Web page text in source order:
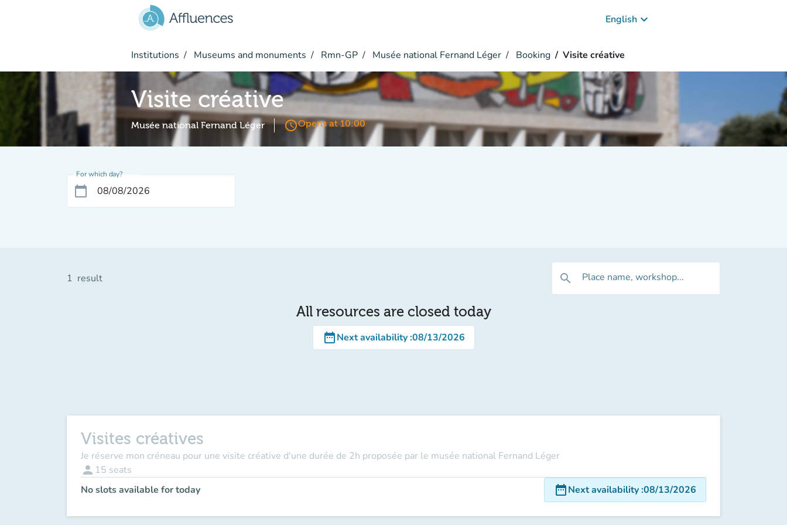
English keyboard_arrow_down
Institutions Museums and monuments Rmn-GP Musée national Fernand Léger Booking Visite créative
Visite créative
Musée national Fernand Léger access_timeOpens at 10:00
For which day?
calendar_today
1 result search Place name, workshop...
All resources are closed today
date_rangeNext availability:08/13/2026
Visites créatives
Je réserve mon créneau pour une visite créative d'une durée de 2h proposée par le musée national Fernand Léger
person 15 seats
No slots available for today
date_rangeNext availability:08/13/2026